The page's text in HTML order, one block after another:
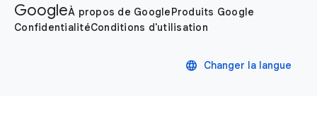
GoogleÀ propos de GoogleProduits Google
ConfidentialitéConditions d'utilisation
language Changer la langue